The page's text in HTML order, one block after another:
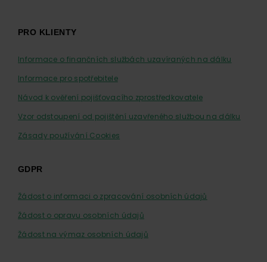
PRO KLIENTY
Informace o finančních službách uzavíraných na dálku
Informace pro spotřebitele
Návod k ověření pojišťovacího zprostředkovatele
Vzor odstoupení od pojištění uzavřeného službou na dálku
Zásady používání Cookies
GDPR
Žádost o informaci o zpracování osobních údajů
Žádost o opravu osobních údajů
Žádost na výmaz osobních údajů